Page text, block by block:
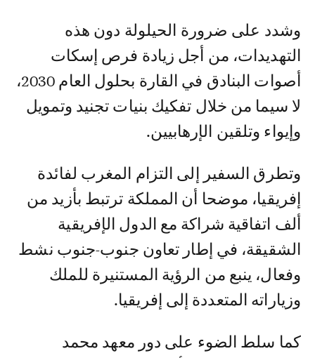
وشدد على ضرورة الحيلولة دون هذه
التهديدات، من أجل زيادة فرص إسكات
أصوات البنادق في القارة بحلول العام 2030،
لا سيما من خلال تفكيك بنيات تجنيد وتمويل
وإيواء وتلقين الإرهابيين.
وتطرق السفير إلى التزام المغرب لفائدة
إفريقيا، موضحا أن المملكة ترتبط بأزيد من
ألف اتفاقية شراكة مع الدول الإفريقية
الشقيقة، في إطار تعاون جنوب-جنوب نشط
وفعال، ينبع من الرؤية المستنيرة للملك
وزياراته المتعددة إلى إفريقيا.
كما سلط الضوء على دور معهد محمد